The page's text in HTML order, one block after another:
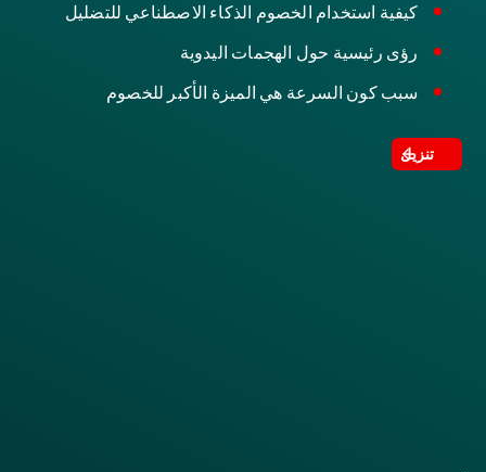
كيفية استخدام الخصوم الذكاء الاصطناعي للتضليل
رؤى رئيسية حول الهجمات اليدوية
سبب كون السرعة هي الميزة الأكبر للخصوم
تنزيل